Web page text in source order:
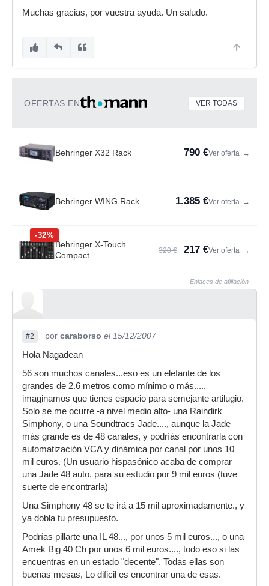
Muchas gracias, por vuestra ayuda. Un saludo.
OFERTAS EN VER TODAS
Behringer X32 Rack 790 €Ver oferta →
Behringer WING Rack 1.385 €Ver oferta →
-32%
Behringer X-Touch
Compact
320 € 217 €Ver oferta →
Enlaces de afiliación
#2 por caraborso el 15/12/2007
Hola Nagadean
56 son muchos canales...eso es un elefante de los
grandes de 2.6 metros como mínimo o más....,
imaginamos que tienes espacio para semejante artilugio.
Solo se me ocurre -a nivel medio alto- una Raindirk
Simphony, o una Soundtracs Jade...., aunque la Jade
más grande es de 48 canales, y podríás encontrarla con
automatización VCA y dinámica por canal por unos 10
mil euros. (Un usuario hispasónico acaba de comprar
una Jade 48 auto. para su estudio por 9 mil euros (tuve
suerte de encontrarla)
Una Simphony 48 se te irá a 15 mil aproximadamente., y
ya dobla tu presupuesto.
Podrías pillarte una IL 48..., por unos 5 mil euros..., o una
Amek Big 40 Ch por unos 6 mil euros...., todo eso si las
encuentras en un estado "decente". Todas ellas son
buenas mesas, Lo dificil es encontrar una de esas.